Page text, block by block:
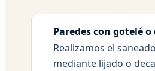
Paredes con gotelé
Realizamos el
mediante lijado o